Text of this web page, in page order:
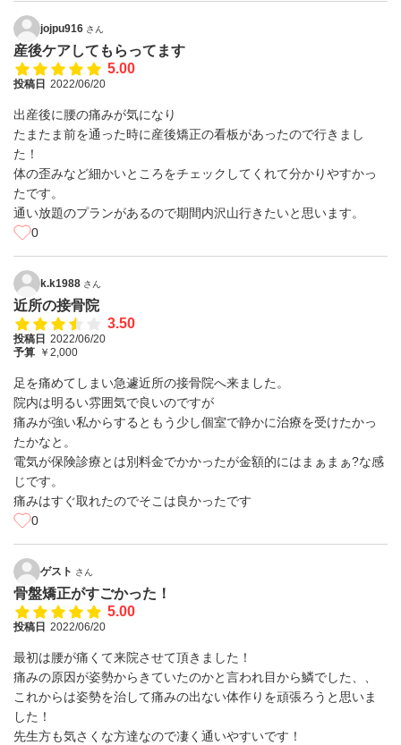
jojpu916 さん
産後ケアしてもらってます
5.00
投稿日 2022/06/20
出産後に腰の痛みが気になり
たまたま前を通った時に産後矯正の看板があったので行きまし
た！
体の歪みなど細かいところをチェックしてくれて分かりやすかっ
たです。
通い放題のプランがあるので期間内沢山行きたいと思います。
0
k.k1988 さん
近所の接骨院
3.50
投稿日 2022/06/20
予算 ￥2,000
足を痛めてしまい急遽近所の接骨院へ来ました。
院内は明るい雰囲気で良いのですが
痛みが強い私からするともう少し個室で静かに治療を受けたかっ
たかなと。
電気が保険診療とは別料金でかかったが金額的にはまぁまぁ?な感
じです。
痛みはすぐ取れたのでそこは良かったです
0
ゲスト さん
骨盤矯正がすごかった！
5.00
投稿日 2022/06/20
最初は腰が痛くて来院させて頂きました！
痛みの原因が姿勢からきていたのかと言われ目から鱗でした、、
これからは姿勢を治して痛みの出ない体作りを頑張ろうと思いま
した！
先生方も気さくな方達なので凄く通いやすいです！